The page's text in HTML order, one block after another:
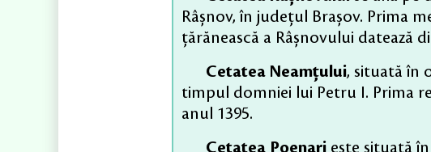
Râșnov, în județul Brașov. Prima
țărănească a Râșnovului datează
Cetatea Neamțului, situată în
timpul domniei lui Petru I. Prima
anul 1395.
Cetatea Poenari este situată